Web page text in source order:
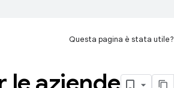
Questa pagina è stata utile?